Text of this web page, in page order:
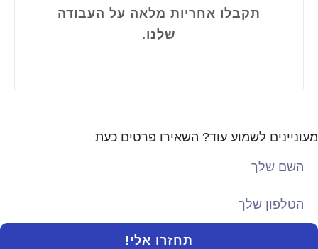
תקבלו אחריות מלאה על העבודה
שלנו.
מעוניינים לשמוע עוד? השאירו פרטים כעת
תחזרו אלי!